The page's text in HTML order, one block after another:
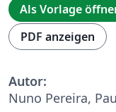
Als Vorlage
PDF anzeigen
Autor:
Nuno Pereira,